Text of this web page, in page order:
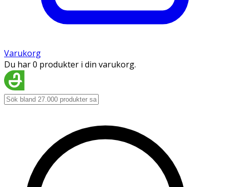
Varukorg
Du har 0 produkter i din varukorg.